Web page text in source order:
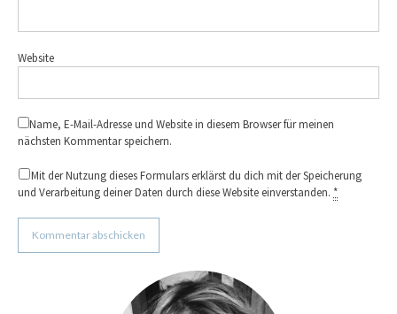
Website
Name, E-Mail-Adresse und Website in diesem Browser für meinen
nächsten Kommentar speichern.
Mit der Nutzung dieses Formulars erklärst du dich mit der Speicherung
und Verarbeitung deiner Daten durch diese Website einverstanden. *